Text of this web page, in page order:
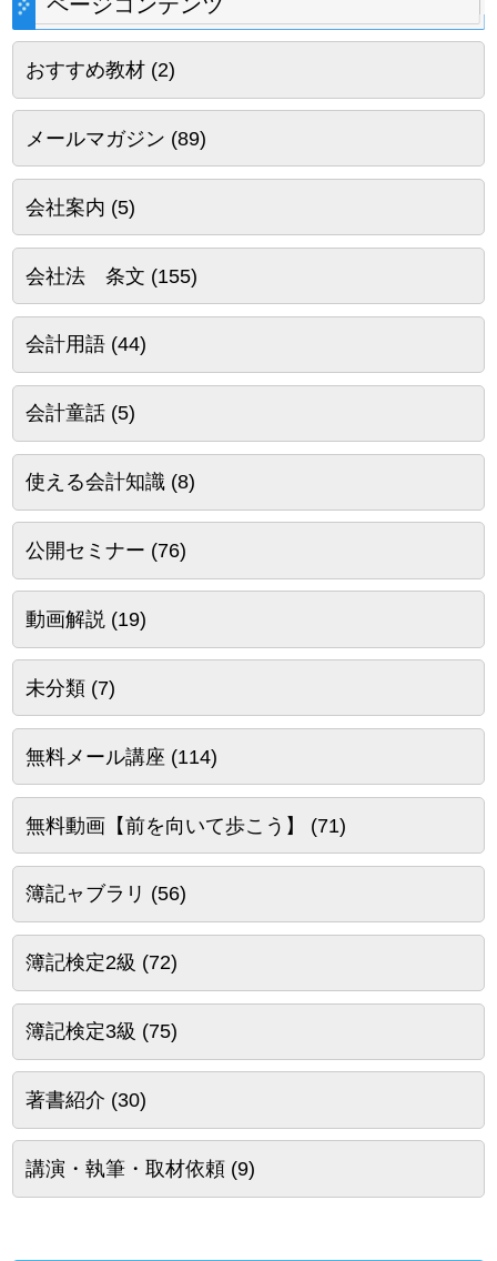
おすすめ教材(2)
メールマガジン (89)
会社案内 (5)
会社法 条文 (155)
会計用語(44)
会計童話(5)
使える会計知識(8)
公開セミナー (76)
動画解説 (19)
未分類(7)
無料メール講座 (114)
無料動画【前を向いて歩こう】 (71)
簿記ャブラリ (56)
簿記検定2級 (72)
簿記検定3級 (75)
著書紹介 (30)
講演・執筆・取材依頼(9)